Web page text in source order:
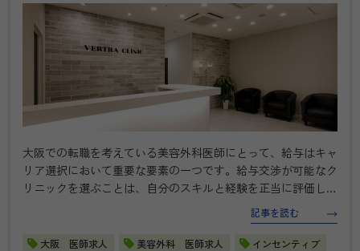
大阪での転職を考えている美容外科医師にとって、給与はキャ
リア選択において重要な要素の一つです。給与交渉が可能なク
リニックを選ぶことは、自分のスキルと経験を正当に評価して
もらえるチャンスを意味します。 この記事では、大阪エリア
で給与交渉が可能な美容外科クリニックを5つ選び、それぞれ
の魅力と働くメリット…
記事を読む
大阪 医師求人 美容外科 医師求人 インセンティブ